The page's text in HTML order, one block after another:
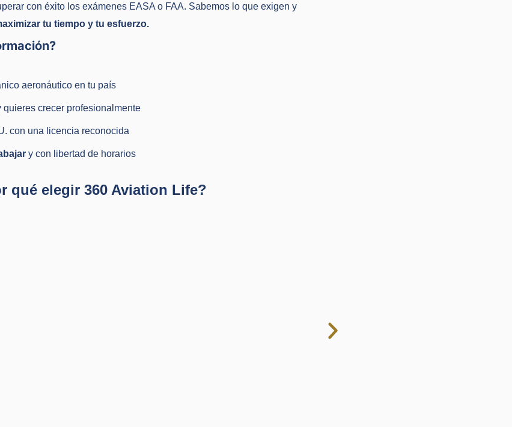
con éxito los exámenes EASA o FAA. Sabemos lo que exigen y
tu tiempo y tu esfuerzo.
aeronáutico en tu país
crecer profesionalmente
con una licencia reconocida
y con libertad de horarios
qué elegir 360 Aviation Life?